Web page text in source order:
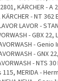
KÄRCHER - A
- NT 362
LAVOR -
- GBX 22,
- Genio
- GNX
- NTS
115, MERIDA -